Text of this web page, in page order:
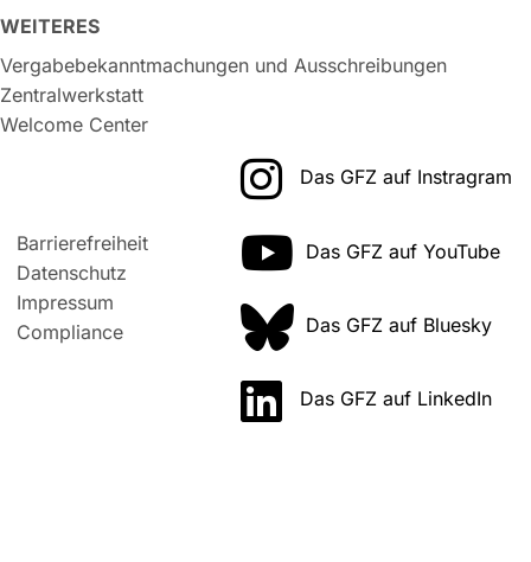
WEITERES
Vergabebekanntmachungen und Ausschreibungen
Zentralwerkstatt
Welcome Center
Barrierefreiheit
Datenschutz
Impressum
Compliance
Das GFZ auf Instragram
Das GFZ auf YouTube
Das GFZ auf Bluesky
Das GFZ auf LinkedIn